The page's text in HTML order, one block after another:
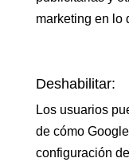
marketing en lo
Deshabilitar:
Los usuarios
de cómo
configuración